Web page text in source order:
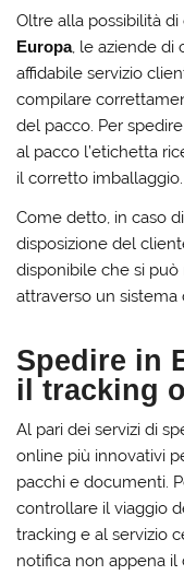
Oltre alla possibilità
Europa, le aziende di
affidabile servizio
compilare
del pacco. Per
al pacco l’etichetta
il corretto imballaggio.
Come detto, in caso
disposizione del
disponibile che si
attraverso un sistema
Spedire in
il tracking
Al pari dei servizi di
online più innovativi
pacchi e documenti.
controllare il viaggio
tracking e al servizio
notifica non appena il